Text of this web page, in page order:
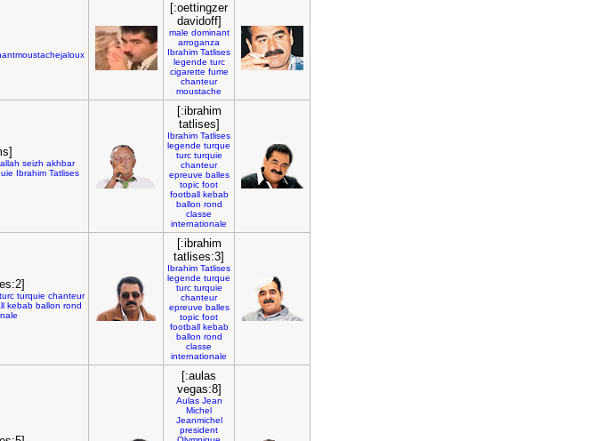
[:oettingzer
davidoff]
male dominant
arroganza
Ibrahim Tatlises
legende turc
cigarette fume
chanteur
moustache
allah seizh akhbar
Ibrahim Tatlises
[:ibrahim
tatlises]
Ibrahim Tatlises
legende turque
turc turquie
chanteur
epreuve balles
topic foot
football kebab
ballon rond
classe
internationale
turc turquie chanteur
kebab ballon rond
[:ibrahim
tatlises:3]
Ibrahim Tatlises
legende turque
turc turquie
chanteur
epreuve balles
topic foot
football kebab
ballon rond
classe
internationale
[:aulas
vegas:8]
Aulas Jean
Michel
Jeanmichel
president